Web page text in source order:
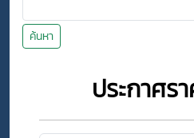
ค้นหา
ประกาศร